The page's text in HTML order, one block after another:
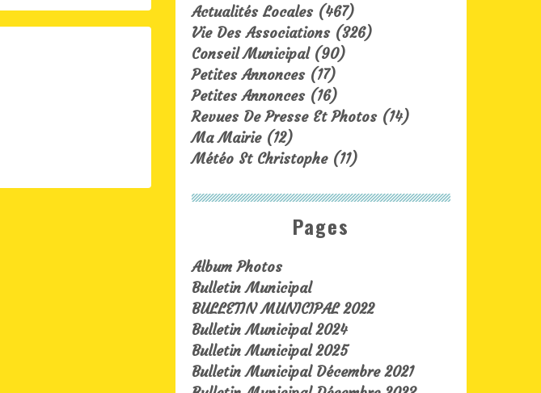
Actualités Locales(467)
Vie Des Associations(326)
Conseil Municipal(90)
Petites Annonces(17)
Petites Annonces(16)
Revues De Presse Et Photos(14)
Ma Mairie(12)
Météo St Christophe(11)
Pages
Album Photos
Bulletin Municipal
BULLETIN MUNICIPAL 2022
Bulletin Municipal 2024
Bulletin Municipal 2025
Bulletin Municipal Décembre 2021